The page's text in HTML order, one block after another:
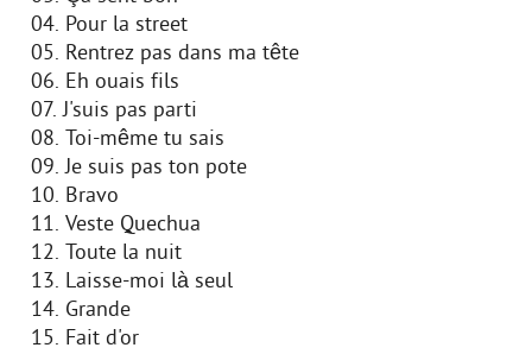
04. Pour la street
05. Rentrez pas dans ma tête
06. Eh ouais fils
07. J'suis pas parti
08. Toi-même tu sais
09. Je suis pas ton pote
10. Bravo
11. Veste Quechua
12. Toute la nuit
13. Laisse-moi là seul
14. Grande
15. Fait d'or